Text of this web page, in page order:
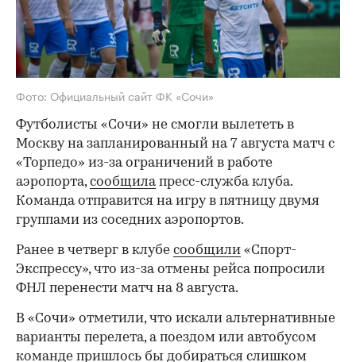
Фото: Официальный сайт ФК «Сочи»
Футболисты «Сочи» не смогли вылететь в
Москву на запланированный на 7 августа матч с
«Торпедо» из-за ограничений в работе
аэропорта,сообщилапресс-служба клуба.
Команда отправится на игру в пятницу двумя
группами из соседних аэропортов.
Ранее в четверг в клубе сообщили «Спорт-
Экспрессу», что из-за отмены рейса попросили
ФНЛ перенести матч на 8 августа.
В «Сочи» отметили, что искали альтернативные
варианты перелета, а поездом или автобусом
команде пришлось бы добираться слишком